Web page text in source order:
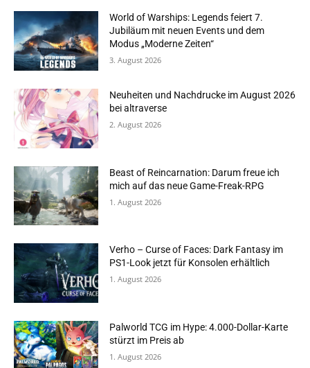
World of Warships: Legends feiert 7.
Jubiläum mit neuen Events und dem
Modus „Moderne Zeiten“
3. August 2026
Neuheiten und Nachdrucke im August 2026
bei altraverse
2. August 2026
Beast of Reincarnation: Darum freue ich
mich auf das neue Game-Freak-RPG
1. August 2026
Verho – Curse of Faces: Dark Fantasy im
PS1-Look jetzt für Konsolen erhältlich
1. August 2026
Palworld TCG im Hype: 4.000-Dollar-Karte
stürzt im Preis ab
1. August 2026